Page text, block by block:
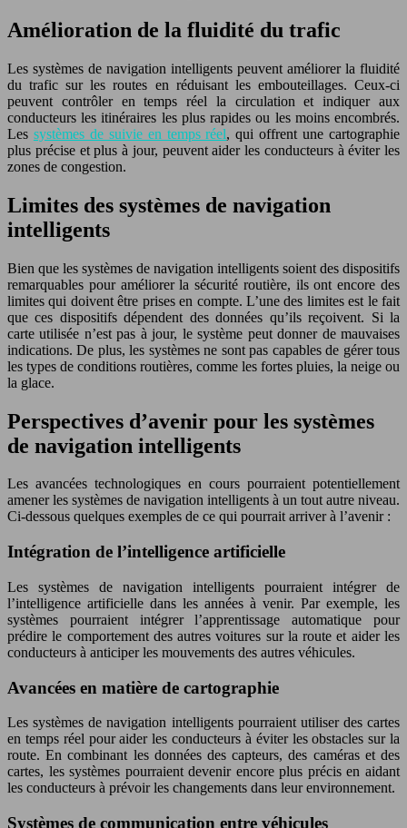
Amélioration de la fluidité du trafic
Les systèmes de navigation intelligents peuvent améliorer la fluidité
du trafic sur les routes en réduisant les embouteillages. Ceux-ci
peuvent contrôler en temps réel la circulation et indiquer aux
conducteurs les itinéraires les plus rapides ou les moins encombrés.
Les systèmes de suivie en temps réel, qui offrent une cartographie
plus précise et plus à jour, peuvent aider les conducteurs à éviter les
zones de congestion.
Limites des systèmes de navigation
intelligents
Bien que les systèmes de navigation intelligents soient des dispositifs
remarquables pour améliorer la sécurité routière, ils ont encore des
limites qui doivent être prises en compte. L’une des limites est le fait
que ces dispositifs dépendent des données qu’ils reçoivent. Si la
carte utilisée n’est pas à jour, le système peut donner de mauvaises
indications. De plus, les systèmes ne sont pas capables de gérer tous
les types de conditions routières, comme les fortes pluies, la neige ou
la glace.
Perspectives d’avenir pour les systèmes
de navigation intelligents
Les avancées technologiques en cours pourraient potentiellement
amener les systèmes de navigation intelligents à un tout autre niveau.
Ci-dessous quelques exemples de ce qui pourrait arriver à l’avenir :
Intégration de l’intelligence artificielle
Les systèmes de navigation intelligents pourraient intégrer de
l’intelligence artificielle dans les années à venir. Par exemple, les
systèmes pourraient intégrer l’apprentissage automatique pour
prédire le comportement des autres voitures sur la route et aider les
conducteurs à anticiper les mouvements des autres véhicules.
Avancées en matière de cartographie
Les systèmes de navigation intelligents pourraient utiliser des cartes
en temps réel pour aider les conducteurs à éviter les obstacles sur la
route. En combinant les données des capteurs, des caméras et des
cartes, les systèmes pourraient devenir encore plus précis en aidant
les conducteurs à prévoir les changements dans leur environnement.
Systèmes de communication entre véhicules